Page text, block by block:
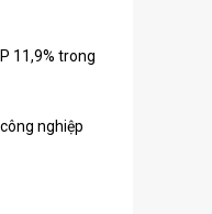
11,9% trong
nghiệp